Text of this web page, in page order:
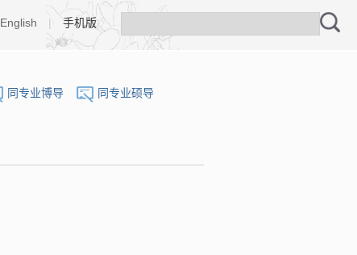
English | 手机版
同专业博导 同专业硕导